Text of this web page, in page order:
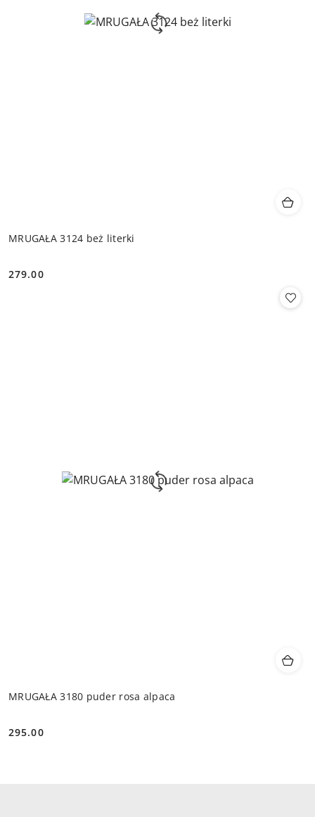
MRUGAŁA 3124 beż literki
Cena:
279.00
MRUGAŁA 3180 puder rosa alpaca
Cena:
295.00